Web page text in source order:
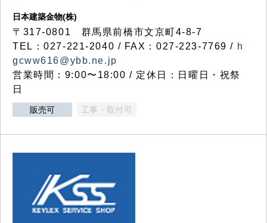
日本建築金物(株)
〒317‐0801 群馬県前橋市文京町4-8-7
TEL：027-221-2040 / FAX：027-223-7769 / h
gcww616@ybb.ne.jp
営業時間：9:00〜18:00 / 定休日：日曜日・祝祭
日
販売可 工事・取付可